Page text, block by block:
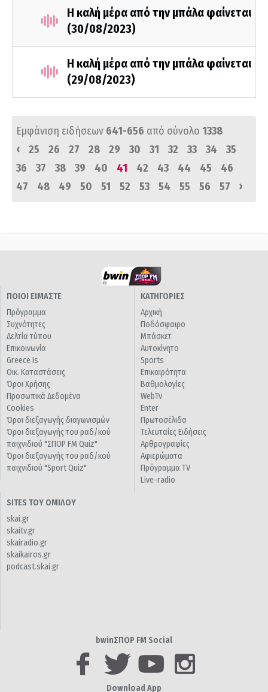
Η καλή μέρα από την μπάλα φαίνεται
(30/08/2023)
Η καλή μέρα από την μπάλα φαίνεται
(29/08/2023)
Εμφάνιση ειδήσεων 641-656 από σύνολο 1338
‹
25 26 27 28 29 30 31 32 33 34
35
36
37 38 39 40 41 42 43 44 45
46
47
48 49 50 51 52 53 54 55 56 57 ›
ΠΟΙΟΙ ΕΙΜΑΣΤΕ
Πρόγραμμα
Συχνότητες
Δελτία τύπου
Επικοινωνία
Greece Is
Οικ. Καταστάσεις
Όροι Χρήσης
Προσωπικά Δεδομένα
Cookies
Όροι διεξαγωγής διαγωνισμών
Όροι διεξαγωγής του ραδ/κού
παιχνιδιού "ΣΠΟΡ FM Quiz"
Όροι διεξαγωγής του ραδ/κού
παιχνιδιού "Sport Quiz"
ΚΑΤΗΓΟΡΙΕΣ
Αρχική
Ποδόσφαιρο
Μπάσκετ
Αυτοκίνητο
Sports
Επικαιρότητα
Βαθμολογίες
WebTv
Enter
Πρωτοσέλιδα
Τελευταίες Ειδήσεις
Αρθρογραφίες
Αφιερώματα
Πρόγραμμα TV
Live-radio
SITES ΤΟΥ ΟΜΙΛΟΥ
skai.gr
skaitv.gr
skairadio.gr
skaikairos.gr
podcast.skai.gr
bwinΣΠΟΡ FM Social
Download App